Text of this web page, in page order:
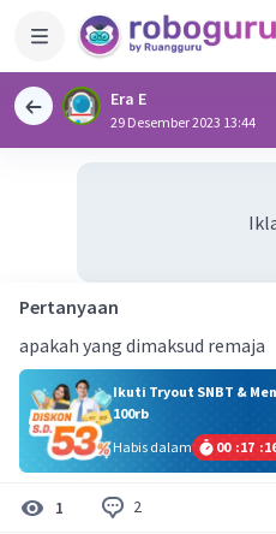
Era E
29 Desember 2023 13:44
Pertanyaan
apakah yang dimaksud remaja
Ikuti Tryout SNBT &
100rb
Habis dalam
00 :17 :
1 2